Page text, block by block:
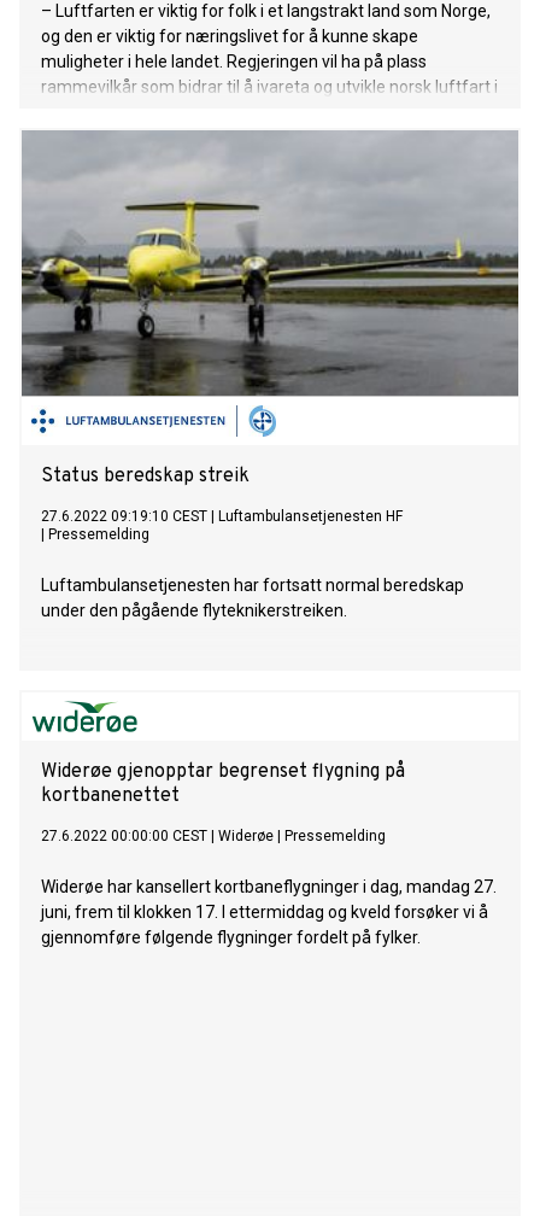
– Luftfarten er viktig for folk i et langstrakt land som Norge,
og den er viktig for næringslivet for å kunne skape
muligheter i hele landet. Regjeringen vil ha på plass
rammevilkår som bidrar til å ivareta og utvikle norsk luftfart i
Status beredskap streik
27.6.2022 09:19:10 CEST
Luftambulansetjenesten HF
Pressemelding
Luftambulansetjenesten har fortsatt normal beredskap
under den pågående flyteknikerstreiken.
Widerøe gjenopptar begrenset flygning på
kortbanenettet
27.6.2022 00:00:00 CEST Widerøe Pressemelding
Widerøe har kansellert kortbaneflygninger i dag, mandag 27.
juni, frem til klokken 17. I ettermiddag og kveld forsøker vi å
gjennomføre følgende flygninger fordelt på fylker.